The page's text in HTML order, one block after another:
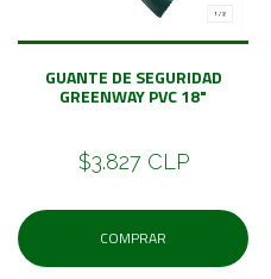
GUANTE DE SEGURIDAD
GREENWAY PVC 18"
$3.827 CLP
COMPRAR